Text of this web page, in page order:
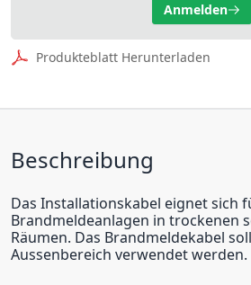
Anmelden
Produkteblatt Herunterladen
Beschreibung
Das Installationskabel eignet sich
Brandmeldeanlagen in trockenen
Räumen. Das Brandmeldekabel
Aussenbereich verwendet werden.